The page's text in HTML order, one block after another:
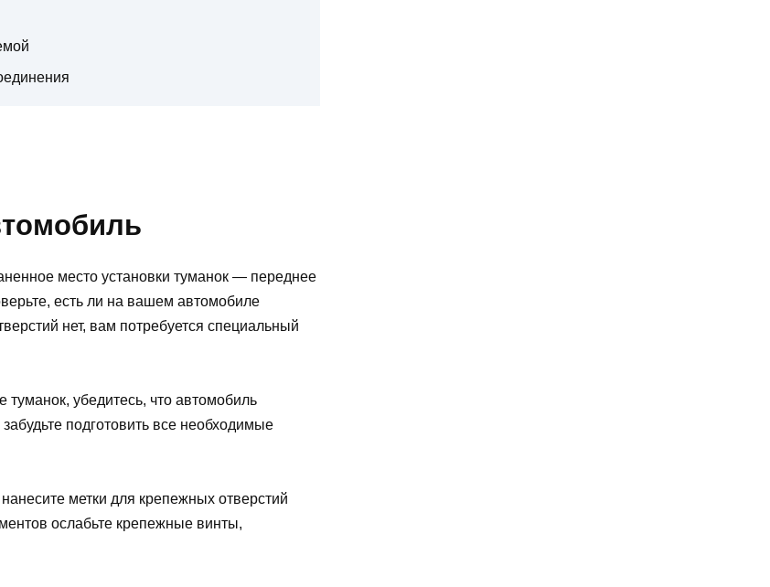
место установки туманок — переднее
есть ли на вашем автомобиле
нет, вам потребуется специальный
туманок, убедитесь, что автомобиль
подготовить все необходимые
метки для крепежных отверстий
ослабьте крепежные винты,